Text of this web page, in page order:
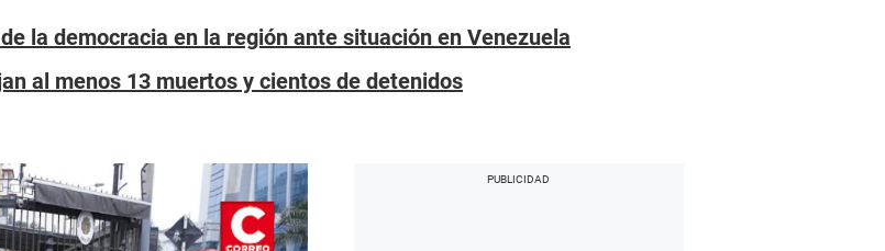
la democracia en la región ante situación en Venezuela
al menos 13 muertos y cientos de detenidos